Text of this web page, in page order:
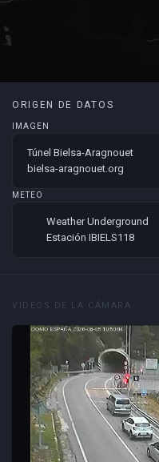
ORIGEN DE DATOS
IMAGEN
Túnel Bielsa-Aragnouet
bielsa-aragnouet.org
METEO
Weather Underground
Estación IBIELS118
VÍDEOS DE LA CÁMARA